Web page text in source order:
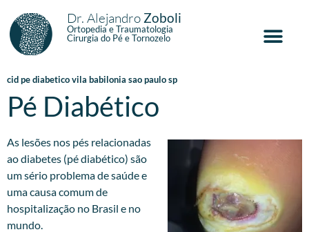
Dr. Alejandro Zoboli
Ortopedia e Traumatologia
Cirurgia do Pé e Tornozelo
cid pe diabetico vila babilonia sao paulo sp
Pé Diabético
As lesões nos pés relacionadas
ao diabetes (pé diabético) são
um sério problema de saúde e
uma causa comum de
hospitalização no Brasil e no
mundo.